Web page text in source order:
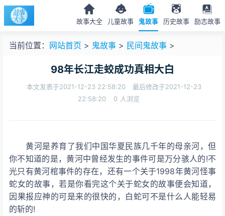
故事大全 儿童故事 鬼故事 历史故事 励志故事
当前位置： 网站首页 > 鬼故事 > 民间鬼故事 >
98年长江走蛟成功真相大白
本文发表于2021-12-23 22:58:20
最后修改于2021-12-23
22:58:20
0 人浏览
黄河是养育了我们中国华夏民族几千年的母亲河，但
你不知道的是，黄河中曾经发生的事件可是万分骇人的!不
光只有黄河棺事件的存在，还有一个关于1998年黄河怪事
蛇女的故事，若是你看完这个关于蛇女的故事便会知道，
因果报应神的可是来的很快的，白蛇可不是什么人能轻易
的斩的!